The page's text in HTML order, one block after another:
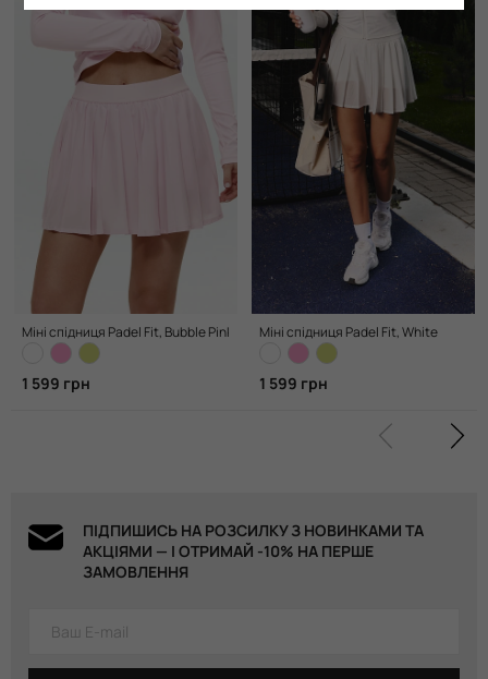
Міні спідниця Padel Fit, Bubble Pink
1 599 грн
Міні спідниця Padel Fit, White
1 599 грн
ПІДПИШИСЬ НА РОЗСИЛКУ З НОВИНКАМИ ТА
АКЦІЯМИ — І ОТРИМАЙ -10% НА ПЕРШЕ
ЗАМОВЛЕННЯ